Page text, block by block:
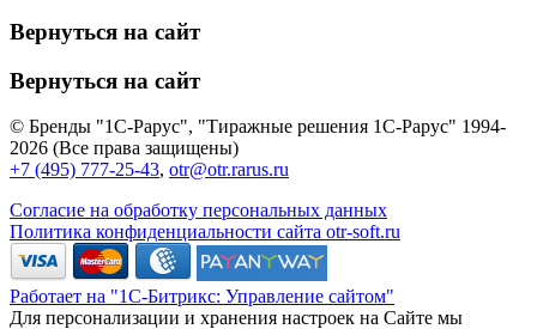
Вернуться на сайт
Вернуться на сайт
© Бренды "1С-Рарус", "Тиражные решения 1С-Рарус" 1994-
2026 (Все права защищены)
+7 (495) 777-25-43, otr@otr.rarus.ru
Согласие на обработку персональных данных
Политика конфиденциальности сайта otr-soft.ru
Работает на "1С-Битрикс: Управление сайтом"
Для персонализации и хранения настроек на Сайте мы